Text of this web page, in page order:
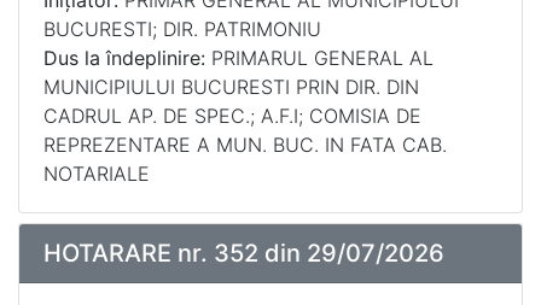
BUCURESTI; DIR. PATRIMONIU
Dus la îndeplinire: PRIMARUL GENERAL AL
MUNICIPIULUI BUCURESTI PRIN DIR. DIN
CADRUL AP. DE SPEC.; A.F.I; COMISIA DE
REPREZENTARE A MUN. BUC. IN FATA CAB.
NOTARIALE
HOTARARE nr. 352 din 29/07/2026